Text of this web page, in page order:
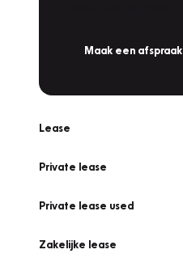
Maak een afspraak
Lease
Private lease
Private lease used
Zakelijke lease